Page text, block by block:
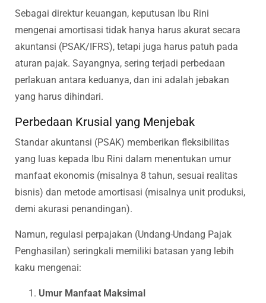
Sebagai direktur keuangan, keputusan Ibu Rini
mengenai amortisasi tidak hanya harus akurat secara
akuntansi (PSAK/IFRS), tetapi juga harus patuh pada
aturan pajak. Sayangnya, sering terjadi perbedaan
perlakuan antara keduanya, dan ini adalah jebakan
yang harus dihindari.
Perbedaan Krusial yang Menjebak
Standar akuntansi (PSAK) memberikan fleksibilitas
yang luas kepada Ibu Rini dalam menentukan umur
manfaat ekonomis (misalnya 8 tahun, sesuai realitas
bisnis) dan metode amortisasi (misalnya unit produksi,
demi akurasi penandingan).
Namun, regulasi perpajakan (Undang-Undang Pajak
Penghasilan) seringkali memiliki batasan yang lebih
kaku mengenai:
Umur Manfaat Maksimal